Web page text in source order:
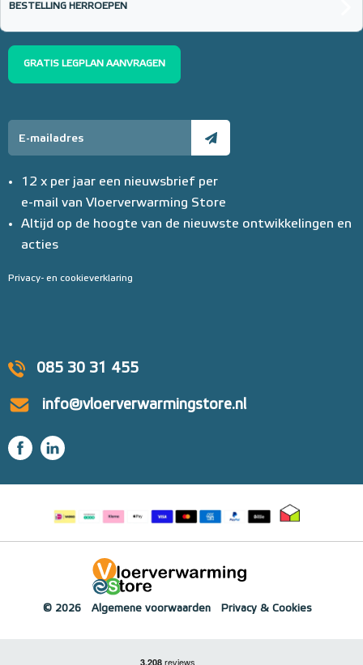
085 30 31 455
info@vloerverwarmingstore.nl
BESTELLING HERROEPEN
GRATIS LEGPLAN AANVRAGEN
12 x per jaar een nieuwsbrief per
e-mail van Vloerverwarming Store
Altijd op de hoogte van de nieuwste ontwikkelingen en
acties
Privacy- en cookieverklaring
© 2026 Algemene voorwaarden Privacy & Cookies